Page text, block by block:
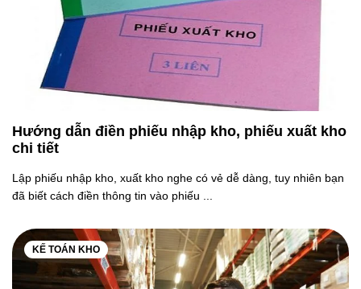
Hướng dẫn điền phiếu nhập kho, phiếu xuất kho
chi tiết
Lập phiếu nhập kho, xuất kho nghe có vẻ dễ dàng, tuy nhiên bạn
đã biết cách điền thông tin vào phiếu ...
KẾ TOÁN KHO